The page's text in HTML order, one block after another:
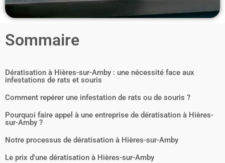
Sommaire
Dératisation à Hières-sur-Amby : une nécessité face aux
infestations de rats et souris
Comment repérer une infestation de rats ou de souris ?
Pourquoi faire appel à une entreprise de dératisation à Hières-
sur-Amby ?
Notre processus de dératisation à Hières-sur-Amby
Le prix d'une dératisation à Hières-sur-Amby